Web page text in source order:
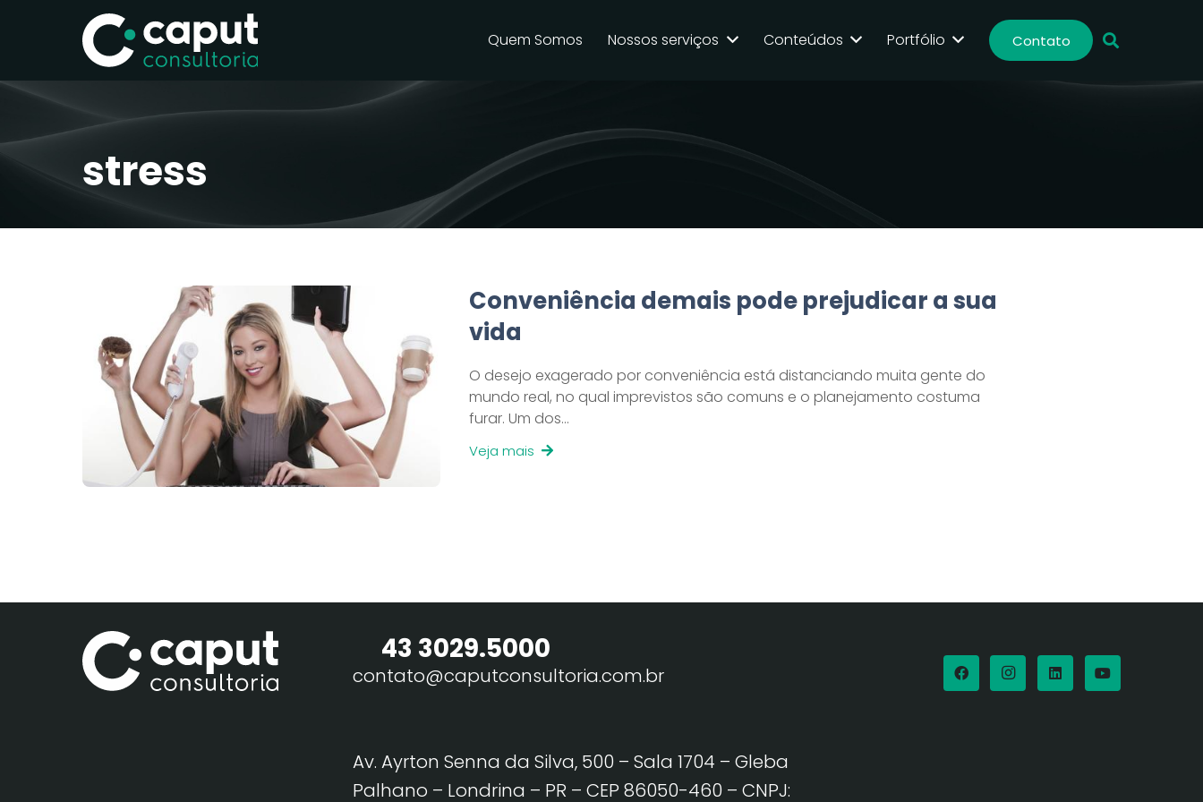
Quem Somos Nossos serviços Conteúdos Portfólio Contato
stress
Conveniência demais pode prejudicar a sua
vida
O desejo exagerado por conveniência está distanciando muita gente do
mundo real, no qual imprevistos são comuns e o planejamento costuma
furar. Um dos…
Veja mais
43 3029.5000
contato@caputconsultoria.com.br
Av. Ayrton Senna da Silva, 500 – Sala 1704 – Gleba
Palhano – Londrina – PR – CEP 86050-460 – CNPJ: